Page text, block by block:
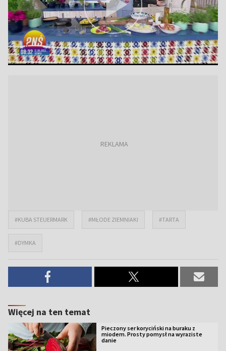
#KUBA STEUERMARK #MŁODE ZIEMNIAKI #TARTA
#DYMKA
Więcej na ten temat
Pieczony ser koryciński na buraku z
miodem. Prosty pomysł na wyraziste
danie